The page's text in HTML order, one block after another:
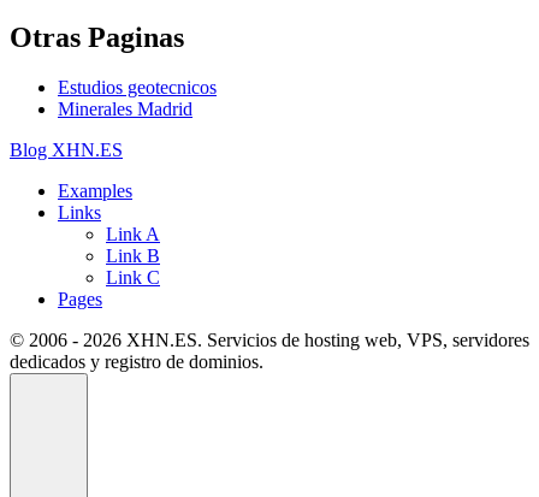
Otras Paginas
Estudios geotecnicos
Minerales Madrid
Blog XHN.ES
Examples
Links
Link A
Link B
Link C
Pages
© 2006 - 2026 XHN.ES. Servicios de hosting web, VPS, servidores
dedicados y registro de dominios.